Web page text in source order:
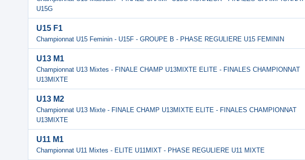
U15G
U15 F1
Championnat U15 Feminin - U15F - GROUPE B - PHASE REGULIERE U15 FEMININ
U13 M1
Championnat U13 Mixtes - FINALE CHAMP U13MIXTE ELITE - FINALES CHAMPIONNAT
U13MIXTE
U13 M2
Championnat U13 Mixte - FINALE CHAMP U13MIXTE ELITE - FINALES CHAMPIONNAT
U13MIXTE
U11 M1
Championnat U11 Mixtes - ELITE U11MIXT - PHASE REGULIERE U11 MIXTE